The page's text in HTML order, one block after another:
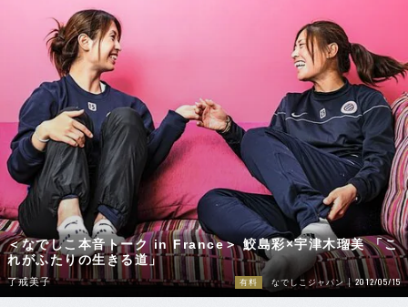
＜なでしこ本音トーク in France＞ 鮫島彩×宇津木瑠美 「こ
れがふたりの生きる道」
了戒美子 有料 なでしこジャパン 2012/05/15